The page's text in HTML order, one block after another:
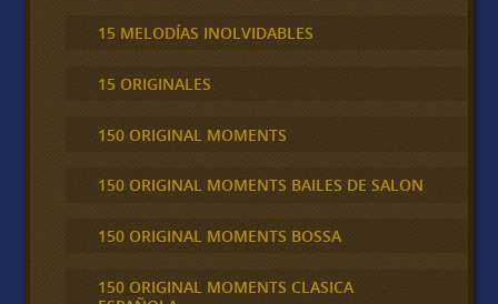
15 MELODÍAS INOLVIDABLES
15 ORIGINALES
150 ORIGINAL MOMENTS
150 ORIGINAL MOMENTS BAILES DE SALON
150 ORIGINAL MOMENTS BOSSA
150 ORIGINAL MOMENTS CLASICA